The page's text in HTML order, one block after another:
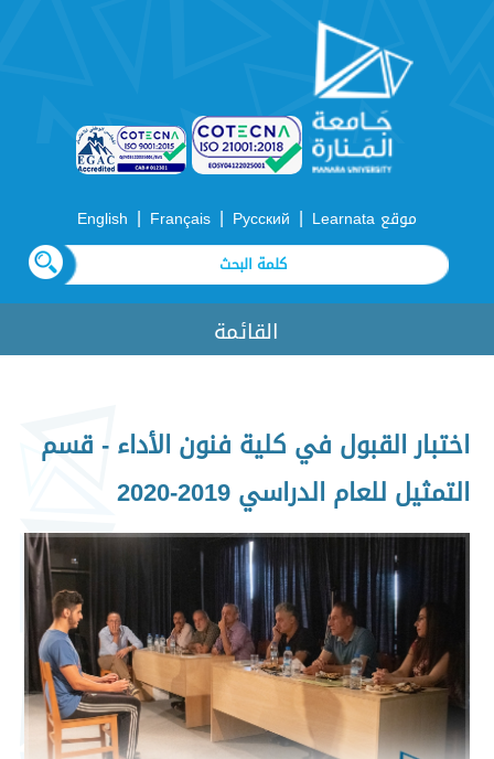
موقع Learnata |
Русский
|
Français
|
English
القائمة
اختبار القبول في كلية فنون الأداء - قسم
التمثيل للعام الدراسي 2019-2020